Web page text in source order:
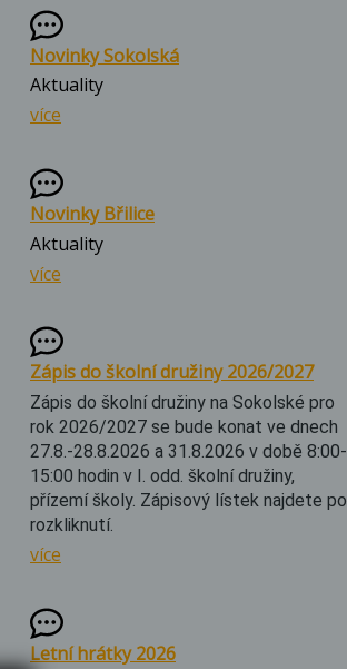
Novinky Sokolská
Aktuality
více
Novinky Břilice
Aktuality
více
Zápis do školní družiny 2026/2027
Zápis do školní družiny na Sokolské pro
rok 2026/2027 se bude konat ve dnech
27.8.-28.8.2026 a 31.8.2026 v době 8:00-
15:00 hodin v I. odd. školní družiny,
přízemí školy. Zápisový lístek najdete po
rozkliknutí.
více
Letní hrátky 2026